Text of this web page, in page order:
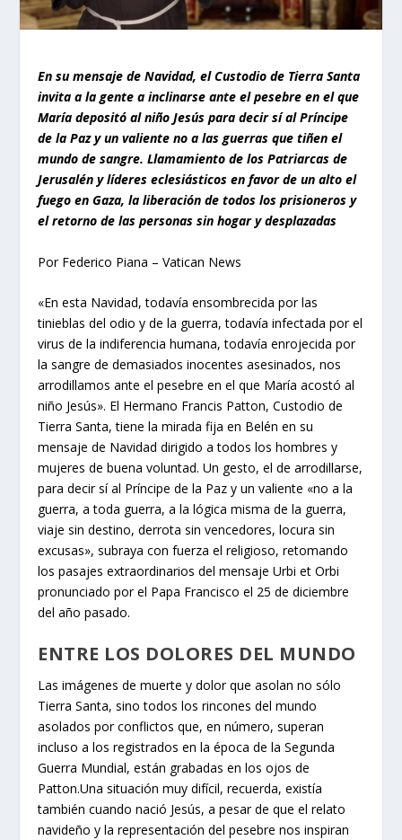
En su mensaje de Navidad, el Custodio de Tierra Santa
invita a la gente a inclinarse ante el pesebre en el que
María depositó al niño Jesús para decir sí al Príncipe
de la Paz y un valiente no a las guerras que tiñen el
mundo de sangre. Llamamiento de los Patriarcas de
Jerusalén y líderes eclesiásticos en favor de un alto el
fuego en Gaza, la liberación de todos los prisioneros y
el retorno de las personas sin hogar y desplazadas
Por Federico Piana – Vatican News
«En esta Navidad, todavía ensombrecida por las
tinieblas del odio y de la guerra, todavía infectada por el
virus de la indiferencia humana, todavía enrojecida por
la sangre de demasiados inocentes asesinados, nos
arrodillamos ante el pesebre en el que María acostó al
niño Jesús». El Hermano Francis Patton, Custodio de
Tierra Santa, tiene la mirada fija en Belén en su
mensaje de Navidad dirigido a todos los hombres y
mujeres de buena voluntad. Un gesto, el de arrodillarse,
para decir sí al Príncipe de la Paz y un valiente «no a la
guerra, a toda guerra, a la lógica misma de la guerra,
viaje sin destino, derrota sin vencedores, locura sin
excusas», subraya con fuerza el religioso, retomando
los pasajes extraordinarios del mensaje Urbi et Orbi
pronunciado por el Papa Francisco el 25 de diciembre
del año pasado.
ENTRE LOS DOLORES DEL MUNDO
Las imágenes de muerte y dolor que asolan no sólo
Tierra Santa, sino todos los rincones del mundo
asolados por conflictos que, en número, superan
incluso a los registrados en la época de la Segunda
Guerra Mundial, están grabadas en los ojos de
Patton.Una situación muy difícil, recuerda, existía
también cuando nació Jesús, a pesar de que el relato
navideño y la representación del pesebre nos inspiran